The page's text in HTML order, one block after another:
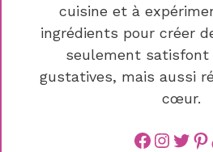
cuisine et à
ingrédients pour créer
seulement satisfont
gustatives, mais aussi
cœur.